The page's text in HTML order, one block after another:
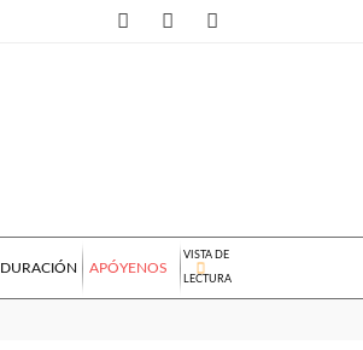
DURACIÓN APÓYENOS
VISTA DE
LECTURA